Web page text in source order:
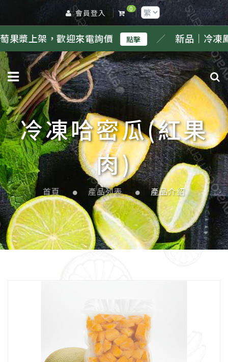
會員登入 0
來電詢價 點擊 ／新品｜冷凍鳳梨果漿上架，
冷凍哈密瓜(紅果
肉)
首頁 產品列表 產品介紹